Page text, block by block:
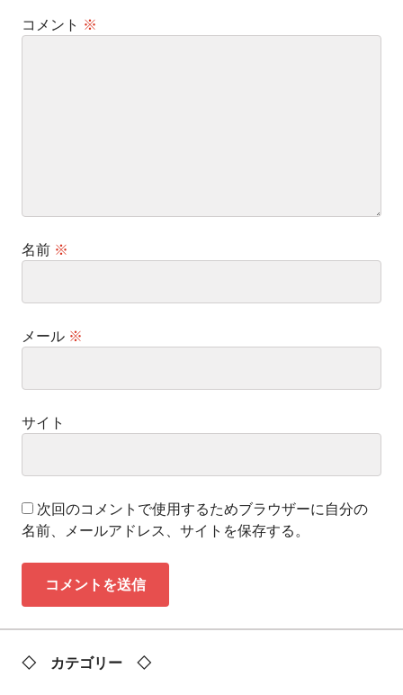
コメント ※
名前 ※
メール ※
サイト
次回のコメントで使用するためブラウザーに自分の
名前、メールアドレス、サイトを保存する。
◇ カテゴリー ◇